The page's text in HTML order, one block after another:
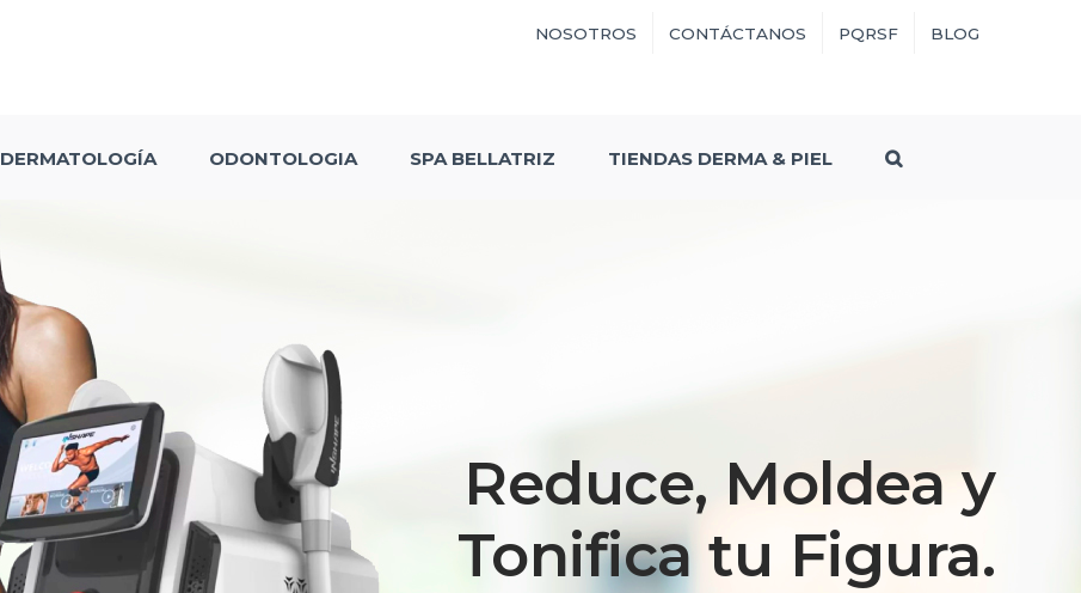
NOSOTROS CONTÁCTANOS PQRSF BLOG
DERMATOLOGÍA ODONTOLOGIA SPA BELLATRIZ TIENDAS DERMA & PIEL
Reduce, Moldea y
Tonifica tu Figura.